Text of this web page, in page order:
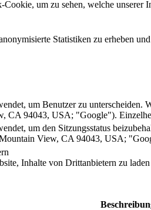
um zu sehen, welche
Statistiken zu erheben
um Benutzer zu unterscheiden.
CA 94043, USA; "Google").
um den Sitzungsstatus
View, CA 94043, USA;
Inhalte von Drittanbietern zu